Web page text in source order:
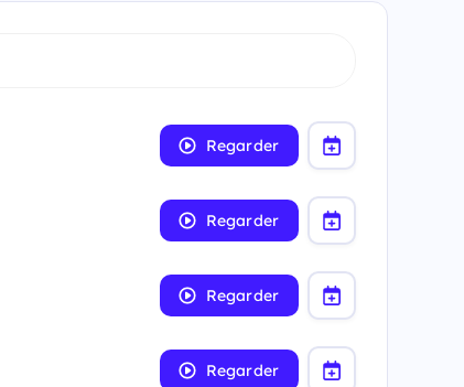
Regarder
Regarder
Regarder
Regarder